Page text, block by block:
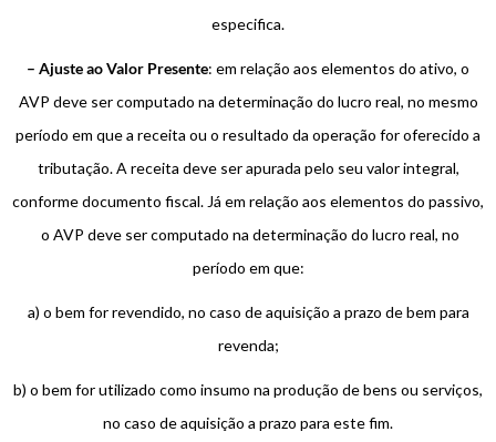
especifica.
– Ajuste ao Valor Presente: em relação aos elementos do ativo, o
AVP deve ser computado na determinação do lucro real, no mesmo
período em que a receita ou o resultado da operação for oferecido a
tributação. A receita deve ser apurada pelo seu valor integral,
conforme documento fiscal. Já em relação aos elementos do passivo,
o AVP deve ser computado na determinação do lucro real, no
período em que:
a) o bem for revendido, no caso de aquisição a prazo de bem para
revenda;
b) o bem for utilizado como insumo na produção de bens ou serviços,
no caso de aquisição a prazo para este fim.